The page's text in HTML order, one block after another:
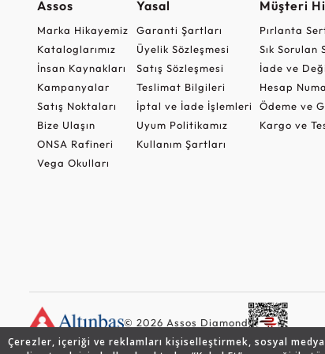
Çerezler, içeriği ve reklamları kişiselleştirmek, sosyal
Assos
Marka Hikayemiz
Kataloglarımız
İnsan Kaynakları
Kampanyalar
Satış Noktaları
Bize Ulaşın
ONSA Rafineri
Vega Okulları
Yasal
Garanti Şartları
Üyelik Sözleşmesi
Satış Sözleşmesi
Teslimat Bilgileri
İptal ve İade İşlemleri
Uyum Politikamız
Kullanım Şartları
Müşteri
Pırlanta
Sık Sorulan
İade ve
Hesap
Ödeme ve
Kargo ve
© 2026 Assos Diamond